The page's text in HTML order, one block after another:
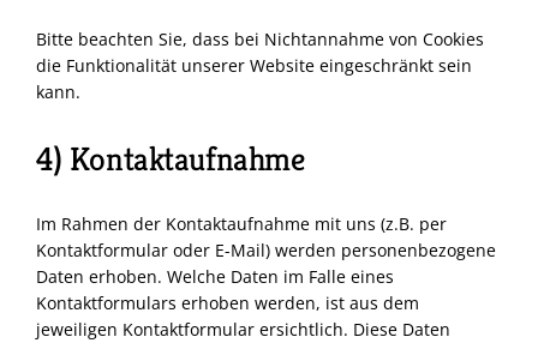
Bitte beachten Sie, dass bei Nichtannahme von Cookies
die Funktionalität unserer Website eingeschränkt sein
kann.
4) Kontaktaufnahme
Im Rahmen der Kontaktaufnahme mit uns (z.B. per
Kontaktformular oder E-Mail) werden personenbezogene
Daten erhoben. Welche Daten im Falle eines
Kontaktformulars erhoben werden, ist aus dem
jeweiligen Kontaktformular ersichtlich. Diese Daten